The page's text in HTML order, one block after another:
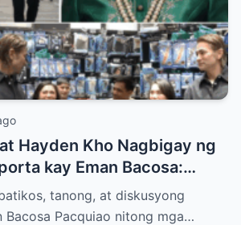
Hayden Kho Nagbigay ng
kay Eman Bacosa:
Regalo, at Isang Di-
tanong, at diskusyong
Bacosa Pacquiao nitong mga…